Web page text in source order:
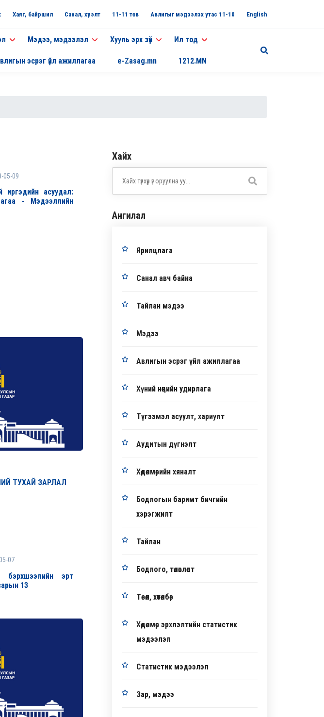
Хаяг, байршил Санал, хүсэлт 11-11 төв Авлигыг мэдээлэх утас 11-10 English
Мэдээ, мэдээлэл Хууль эрх зүй Ил тод
эсрэг үйл ажиллагаа e-Zasag.mn 1212.MN
05-09
иргэдийн асуудал:
- Мэдээллийн
ТУХАЙ ЗАРЛАЛ
07
бэрхшээлийн эрт
13
Хайх
Ангилал
Ярилцлага
Санал авч байна
Тайлан мэдээ
Мэдээ
Авлигын эсрэг үйл ажиллагаа
Хүний нөөцийн удирлага
Түгээмэл асуулт, хариулт
Аудитын дүгнэлт
Хөдөлмөрийн хяналт
Бодлогын баримт бичгийн
хэрэгжилт
Тайлан
Бодлого, төлөвлөлт
Төсөл, хөтөлбөр
Хөдөлмөр эрхлэлтийн статистик
мэдээлэл
Статистик мэдээлэл
Зар, мэдээ